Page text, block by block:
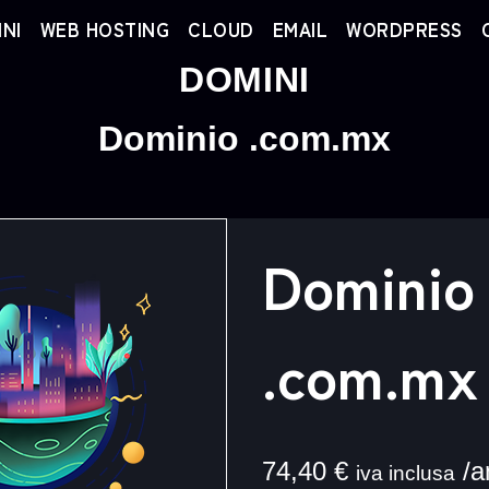
WEB HOSTING CLOUD EMAIL WORDPRESS
DOMINI
Dominio .com.mx
Dominio
.com.mx
74,40 € iva inclusa /